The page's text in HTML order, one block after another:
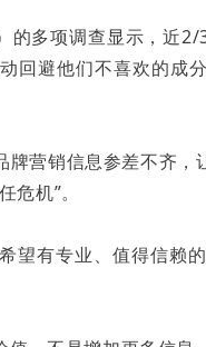
的多项调查显示，近
回避他们不喜欢的成
营销信息参差不齐，
机”。
望有专业、值得信赖